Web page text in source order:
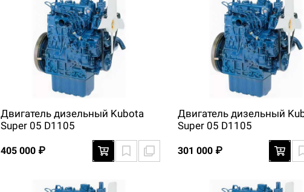
Двигатель дизельный Kubota
Super 05 D1105
405 000 ₽
Двигатель дизельный
Super 05 D1105
301 000 ₽